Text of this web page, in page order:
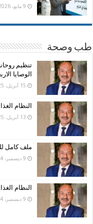
9 مايو، 2026
طب وصحة
تنظيم
الوصايا
15 أبريل، 2025
النظام
13 أبريل، 2025
ملف كامل
9 ديسمبر، 2024
النظام
9 ديسمبر، 2024